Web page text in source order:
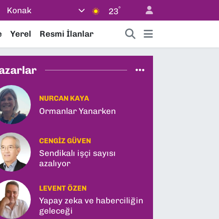
Konak 23°
Yerel Resmi İlanlar
NURCAN KAYA
Ormanlar Yanarken
CENGIZ GÜVEN
Sendikalı işçi sayısı
azalıyor
LEVENT ÖZEN
Yapay zeka ve haberciliğin
geleceği